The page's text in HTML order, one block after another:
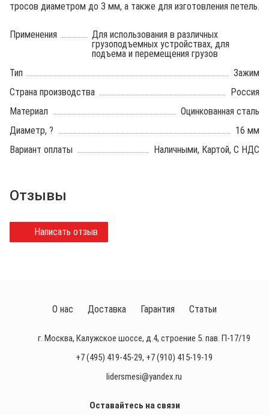
тросов диаметром до 3 мм, а также для изготовления петель.
Применения
Для использования в различных
грузоподъемных устройствах, для
подъема и перемещения грузов
Тип
Зажим
Страна производства
Россия
Материал
Оцинкованная сталь
Диаметр, ?
16 мм
Вариант оплаты
Наличными, Картой, С НДС
Отзывы
Написать отзыв
г. Москва, Калужское шоссе, д.4, строение 5. пав. П-17/19
+7 (495) 419-45-29, +7 (910) 415-19-19
lidersmesi@yandex.ru
О нас Доставка Гарантия Статьи
Оставайтесь на связи